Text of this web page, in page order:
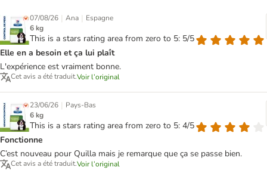
07/08/26 | Ana | Espagne
6 kg
This is a stars rating area from zero to 5: 5/5
Elle en a besoin et ça lui plaît
L'expérience est vraiment bonne.
Cet avis a été traduit.Voir l’original
23/06/26 | Pays-Bas
6 kg
This is a stars rating area from zero to 5: 4/5
Fonctionne
C’est nouveau pour Quilla mais je remarque que ça se passe bien.
Cet avis a été traduit.Voir l’original